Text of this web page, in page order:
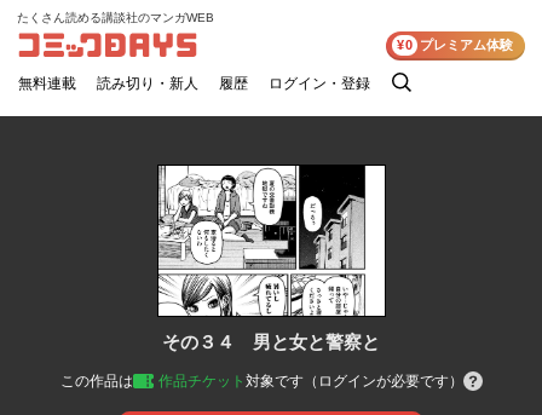
コミックDAYS
たくさん読める講談社のマンガWEB
無料連載 読み切り・新人 履歴 ログイン・登録
検
¥0 プレミアム体験
その３４ 男と女と警察と
この作品は 作品チケット 対象です（ログインが必要です）